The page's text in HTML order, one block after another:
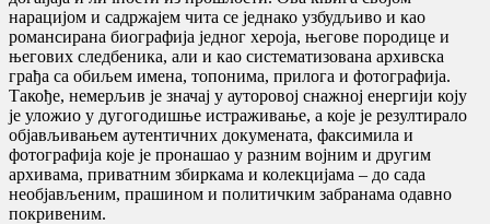
нарацијом и садржајем чита се једнако узбудљиво и као
романсирана биографија једног хероја, његове породице и
његових следбеника, али и као систематизована архивска
грађа са обиљем имена, топонима, прилога и фотографија.
Такође, немерљив је значај у ауторовој снажној енергији коју
је уложио у дугогодишње истраживање, а које је резултирало
објављивањем аутентичних докумената, факсимила и
фотографија које је пронашао у разним војним и другим
архивама, приватним збиркама и колекцијама – до сада
необјављеним, прашином и политичким забранама одавно
покривеним.